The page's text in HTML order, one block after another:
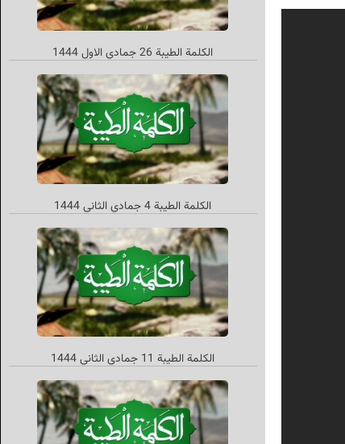
الکلمة الطیبة 26 جمادي الاول 1444
الکلمة الطیبة 4 جمادي الثاني 1444
الکلمة الطيبة 11 جمادي الثاني 1444